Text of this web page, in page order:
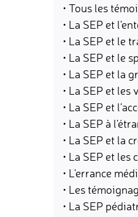
• Tous les
• La SEP et
• La SEP et le
• La SEP et le
• La SEP et la
• La SEP et les
• La SEP et
• La SEP à
• La SEP et la
• La SEP et les
• L'errance
• Les
• La SEP